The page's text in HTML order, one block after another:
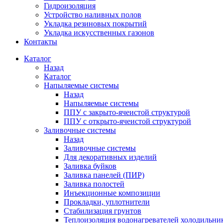
Гидроизоляция
Устройство наливных полов
Укладка резиновых покрытий
Укладка искусственных газонов
Контакты
Каталог
Назад
Каталог
Напыляемые системы
Назад
Напыляемые системы
ППУ с закрыто-ячеистой структурой
ППУ с открыто-ячеистой структурой
Заливочные системы
Назад
Заливочные системы
Для декоративных изделий
Заливка буйков
Заливка панелей (ПИР)
Заливка полостей
Инъекционные композиции
Прокладки, уплотнители
Стабилизация грунтов
Теплоизоляция водонагревателей